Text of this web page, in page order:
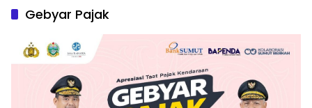
Gebyar Pajak